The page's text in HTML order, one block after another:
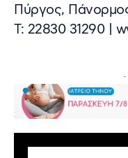
Πύργος,
Τ: 22830 31290 |
-